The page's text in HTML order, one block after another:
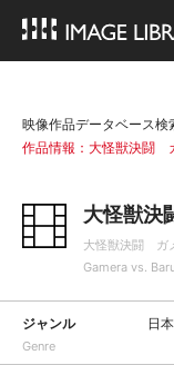
映像作品データベース検
作品情報：大怪獣決闘
大怪獣決
大怪獣決闘 ガ
Gamera vs.
ジャンル
Genre
日